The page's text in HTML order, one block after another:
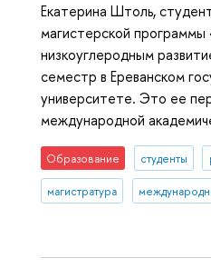
Екатерина Штоль,
магистерской программы
низкоуглеродным
семестр в Ереванском
университете. Это ее
международной
Образование студенты
магистратура